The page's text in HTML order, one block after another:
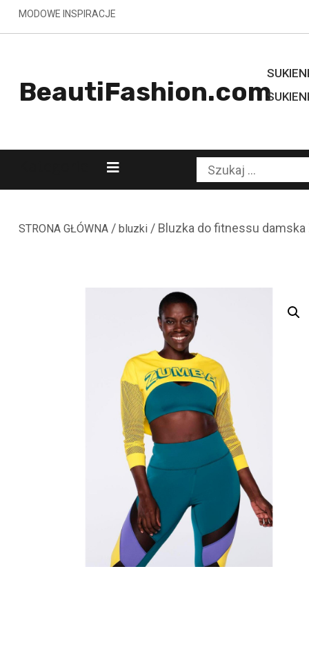
Skip
to
MODOWE INSPIRACJE
BeautiFashion.com
Szukaj:
STRONA GŁÓWNA/ bluzki/ Bluzka do fitnessu damska